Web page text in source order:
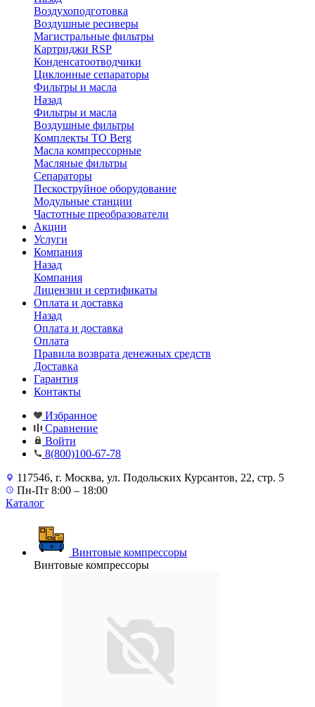
Воздухоподготовка
Воздушные ресиверы
Магистральные фильтры
Картриджи RSP
Конденсатоотводчики
Циклонные сепараторы
Фильтры и масла
Назад
Фильтры и масла
Воздушные фильтры
Комплекты ТО Berg
Масла компрессорные
Масляные фильтры
Сепараторы
Пескоструйное оборудование
Модульные станции
Частотные преобразователи
Акции
Услуги
Компания
Назад
Компания
Лицензии и сертификаты
Оплата и доставка
Назад
Оплата и доставка
Оплата
Правила возврата денежных средств
Доставка
Гарантия
Контакты
Избранное
Сравнение
Войти
8(800)100-67-78
117546, г. Москва, ул. Подольских Курсантов, 22, стр. 5
Пн-Пт 8:00 – 18:00
Каталог
Винтовые компрессоры
Винтовые компрессоры